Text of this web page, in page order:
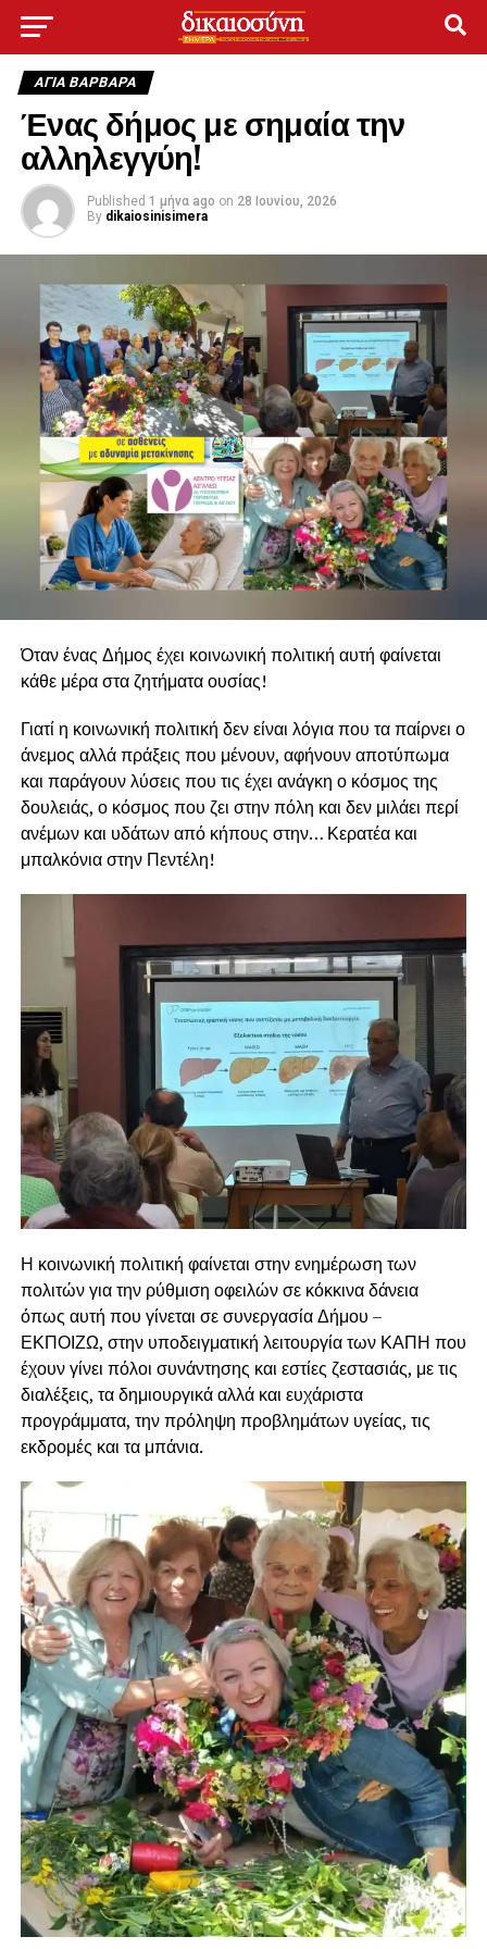
ΑΓΙΑ ΒΑΡΒΑΡΑ
Ένας δήμος με σημαία την
αλληλεγγύη!
Published 1 μήνα ago on 28 Ιουνίου, 2026
By dikaiosinisimera
Όταν ένας Δήμος έχει κοινωνική πολιτική αυτή φαίνεται
κάθε μέρα στα ζητήματα ουσίας!
Γιατί η κοινωνική πολιτική δεν είναι λόγια που τα παίρνει ο
άνεμος αλλά πράξεις που μένουν, αφήνουν αποτύπωμα
και παράγουν λύσεις που τις έχει ανάγκη ο κόσμος της
δουλειάς, ο κόσμος που ζει στην πόλη και δεν μιλάει περί
ανέμων και υδάτων από κήπους στην… Κερατέα και
μπαλκόνια στην Πεντέλη!
Η κοινωνική πολιτική φαίνεται στην ενημέρωση των
πολιτών για την ρύθμιση οφειλών σε κόκκινα δάνεια
όπως αυτή που γίνεται σε συνεργασία Δήμου –
ΕΚΠΟΙΖΩ, στην υποδειγματική λειτουργία των ΚΑΠΗ που
έχουν γίνει πόλοι συνάντησης και εστίες ζεστασιάς, με τις
διαλέξεις, τα δημιουργικά αλλά και ευχάριστα
προγράμματα, την πρόληψη προβλημάτων υγείας, τις
εκδρομές και τα μπάνια.